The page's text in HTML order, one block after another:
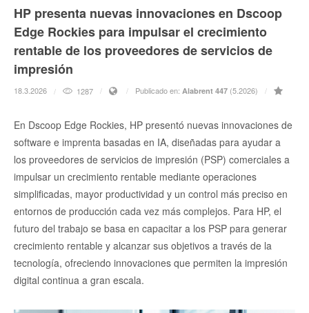
HP presenta nuevas innovaciones en Dscoop
Edge Rockies para impulsar el crecimiento
rentable de los proveedores de servicios de
impresión
18.3.2026 1287 Publicado en: Alabrent 447 (5.2026)
En Dscoop Edge Rockies, HP presentó nuevas innovaciones de
software e imprenta basadas en IA, diseñadas para ayudar a
los proveedores de servicios de impresión (PSP) comerciales a
impulsar un crecimiento rentable mediante operaciones
simplificadas, mayor productividad y un control más preciso en
entornos de producción cada vez más complejos. Para HP, el
futuro del trabajo se basa en capacitar a los PSP para generar
crecimiento rentable y alcanzar sus objetivos a través de la
tecnología, ofreciendo innovaciones que permiten la impresión
digital continua a gran escala.